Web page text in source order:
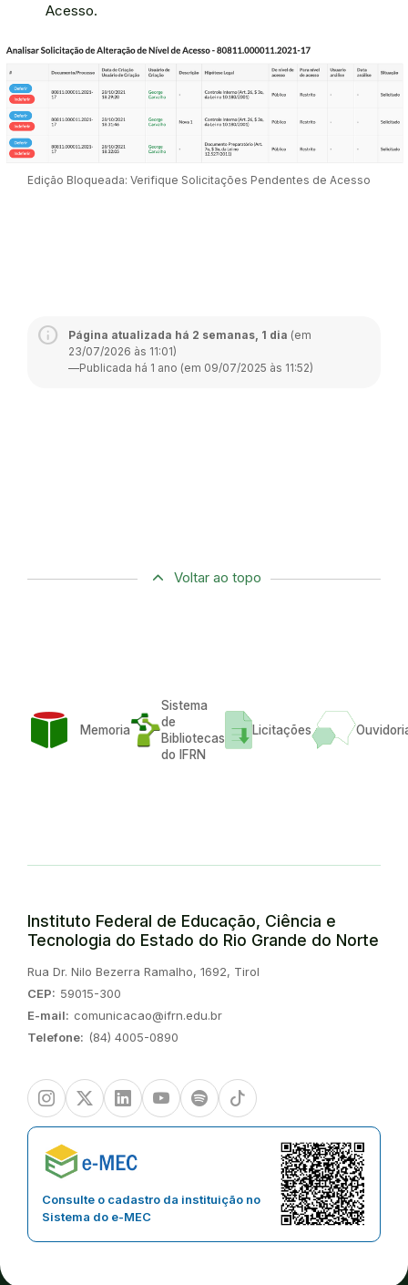
Acesso.
Edição Bloqueada: Verifique Solicitações Pendentes de Acesso
Página atualizada há 2 semanas, 1 dia (em
23/07/2026 às 11:01)
—Publicada há 1 ano (em 09/07/2025 às 11:52)
Voltar ao topo
Memoria
Sistema
de
Bibliotecas
do IFRN
Licitações
Instituto Federal de Educação, Ciência e
Tecnologia do Estado do Rio Grande do Norte
Endereço:
Rua Dr. Nilo Bezerra Ramalho, 1692, Tirol
CEP: 59015-300
E-mail: comunicacao@ifrn.edu.br
Telefone: (84) 4005-0890
InstagramTwitter/XLinkedinYoutubeSpotify TikTok
Consulte o cadastro da instituição no
Sistema do e-MEC